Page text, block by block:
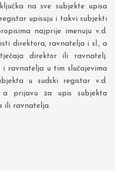
na sve subjekte upisa
upisuju i takvi subjekti
najprije imenuju v.d.
direktora, ravnatelja i sl., a
direktor ili ravnatelj.
ravnatelja u tim slučajevima
u sudski registar v.d.
prijavu za upis subjekta
ili ravnatelja.